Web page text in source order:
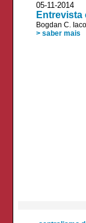
05-11-
Entrevista
Bogdan C.
> saber mais